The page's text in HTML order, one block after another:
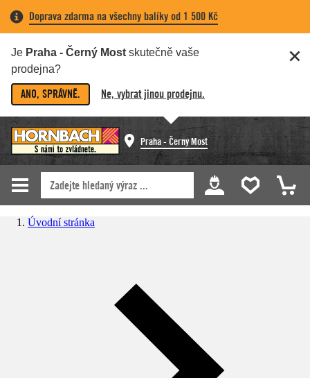
Doprava zdarma na všechny balíky od 1 500 Kč
Je Praha - Černý Most skutečně vaše
prodejna?
ANO, SPRÁVNĚ. Ne, vybrat jinou prodejnu.
Praha - Černý Most
Úvodní stránka